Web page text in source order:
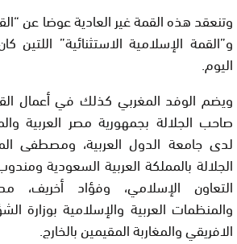
وتنعقد هذه القمة غير العادية عوضا عن
و”القمة الإسلامية الاستثنائية” اللتين
اليوم.
ويضم الوفد المغربي كذلك في أعمال
صاحب الجلالة بجمهورية مصر العربية
لدى جامعة الدول العربية، ومصطفى
الجلالة بالمملكة العربية السعودية
التعاون الإسلامي، وفؤاد أخريف،
والمنظمات العربية والإسلامية بوزارة
الافريقي والمغاربة المقيمين بالخارج.